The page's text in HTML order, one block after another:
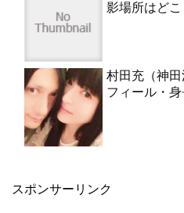
影場所はどこ
村田充（神
フィール・身
スポンサーリンク